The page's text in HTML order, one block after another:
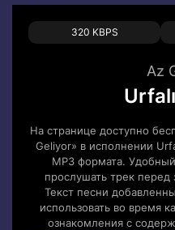
320 KBPS
0
Az
На странице доступно
Geliyor» в исполнении
MP3 формата.
прослушать трек перед
Текст песни
использовать во время
ознакомления с